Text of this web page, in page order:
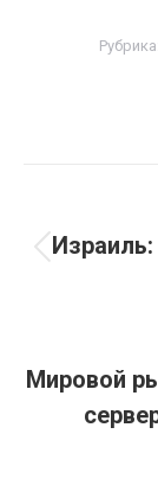
Рубрика:
по
Мировой